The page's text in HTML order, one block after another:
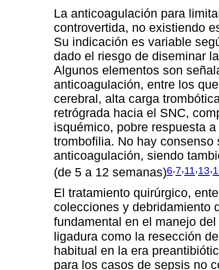
La anticoagulación para
controvertida, no existiendo
Su indicación es variable
dado el riesgo de diseminar
Algunos elementos son
anticoagulación, entre los
cerebral, alta carga
retrógrada hacia el SNC,
isquémico, pobre respuesta
trombofilia. No hay consenso
anticoagulación, siendo
(de 5 a 12 semanas)6,7,11,13,
El tratamiento quirúrgico,
colecciones y debridamiento
fundamental en el manejo
ligadura como la resección
habitual en la era
para los casos de sepsis no